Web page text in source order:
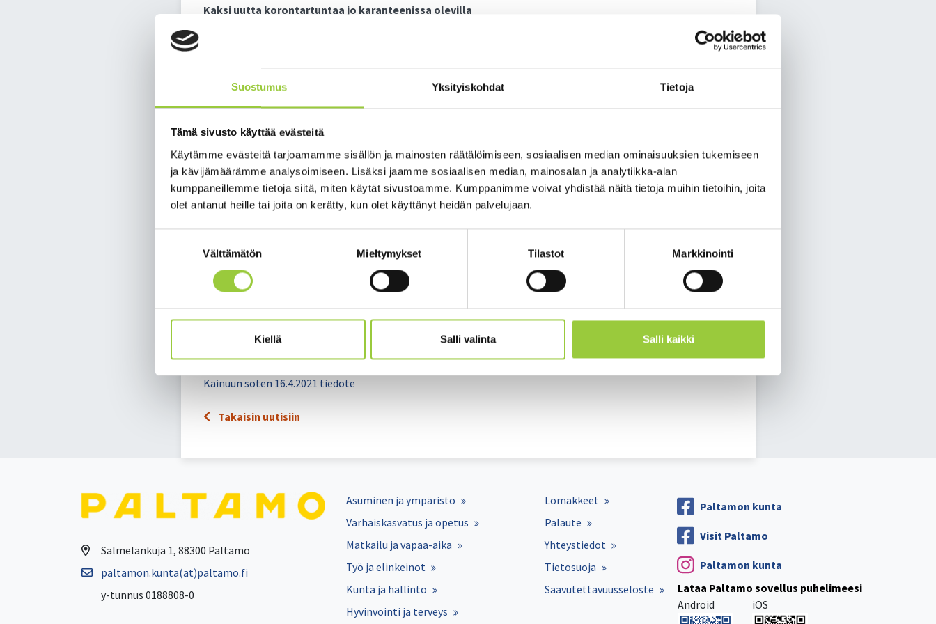
Suostumus Yksityiskohdat Tietoja
Tämä sivusto käyttää evästeitä
Käytämme evästeitä tarjoamamme sisällön ja mainosten räätälöimiseen, sosiaalisen median ominaisuuksien tukemiseen
ja kävijämäärämme analysoimiseen. Lisäksi jaamme sosiaalisen median, mainosalan ja analytiikka-alan
kumppaneillemme tietoja siitä, miten käytät sivustoamme. Kumppanimme voivat yhdistää näitä tietoja muihin tietoihin, joita
olet antanut heille tai joita on kerätty, kun olet käyttänyt heidän palvelujaan.
Välttämätön Mieltymykset Tilastot Markkinointi
Kiellä Salli valinta Salli kaikki
Kak­si uut­ta ko­ron­tar­tun­taa jo ka­ran­tee­nis­sa ole­vil­la
Ka­jaa­nis­sa on tors­tai­na to­det­tu kak­si uut­ta ko­ro­na­tar­tun­taa jo en­nes­tään ka­ran­tee­nis­sa ole­vil­la. Kai­nuu on
edel­leen epi­de­mian pe­rus­ta­sol­la. Il­maan­tu­vuus­lu­ku on nyt 22,2 (per (100 000 as / 14 vrk), mut­ta tar­tun­ta­ryp­
päät ovat tie­dos­sa ja ra­jat­tu­ja.
Päi­vys­ty­sa­vun ta­kai­sin­soit­to on pois­sa käy­tös­tä lauan­tain 17.4. ja sun­nun­tain 18.4. vä­li­se­nä yö­nä klo 00 – 06. Mi­
Ro­ko­tu­sai­ko­ja va­paa­na
Ris­ki­ryh­mään 1 kuu­lu­vil­le 1971 – 1957 syn­ty­neil­le on run­saas­ti va­pai­ta ro­ko­tu­sai­ko­ja. Kan­nus­tam­me ri­peään
so­ten verk­ko­si­vuil­la osoit­tees­sa: so­te.kai­nuu.fi/ko­ro­nain­fo se­kä vii­koit­tain Ko­ti-Ka­jaa­nis­sa.
Ris­ki­ryh­mä 1:
elin­siir­to- tai kan­ta­so­lu­siir­to­po­ti­laat se­kä ak­tii­vi­hoi­dos­sa ole­vat syö­pä­po­ti­laat
hen­ki­löt, joil­la on vai­kea puo­lus­tus­jär­jes­tel­män häi­riö, vai­kea kroo­ni­nen mu­nuais­sai­raus vai­kea kroo­ni­
nen keuh­ko­sai­raus tai Dow­nin oi­reyh­ty­mä
omais­hoi­det­ta­va ja -hoi­ta­ja, jo­ka asuu sa­mas­sa ta­lou­des­sa hoi­det­ta­van kans­sa
lää­ke­hoi­toi­nen tyy­pin 2 dia­be­tes (muu kuin nuo­ruus­tyy­pin dia­be­tes)
Kainuun soten 16.4.2021 tiedote
Takaisin uutisiin
Salmelankuja 1, 88300 Paltamo
paltamon.kunta(at)paltamo.fi
y-tunnus 0188808-0
Asuminen ja ympäristö
Varhaiskasvatus ja opetus
Matkailu ja vapaa-aika
Työ ja elinkeinot
Kunta ja hallinto
Hyvinvointi ja terveys
Lomakkeet
Palaute
Yhteystiedot
Tietosuoja
Saavutettavuusseloste
Paltamon kunta
Visit Paltamo
Paltamon kunta
Lataa Paltamo sovellus puhelimeesi
Android
iOS